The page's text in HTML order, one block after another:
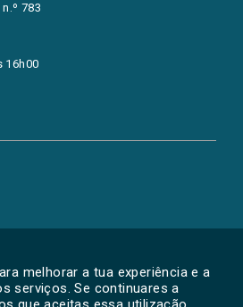
melhorar a tua experiência e a
serviços. Se continuares a
783
16h00